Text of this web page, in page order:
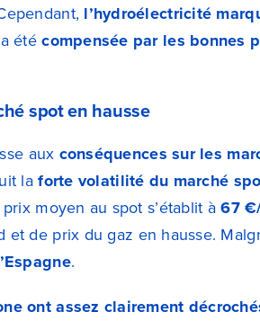
l’hydroélectricité
a étécompensée par les bonnes
spot en hausse
aux conséquences sur les
laforte volatilité du marché
moyen au spot s’établit à67
de prix du gaz en hausse.
.
ont assez clairement